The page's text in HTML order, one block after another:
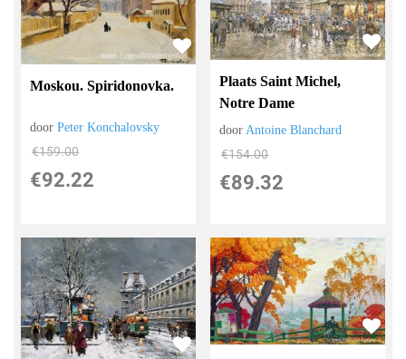
Moskou. Spiridonovka.
doorPeter Konchalovsky
€159.00
€92.22
Plaats Saint Michel,
Notre Dame
door Antoine Blanchard
€154.00
€89.32